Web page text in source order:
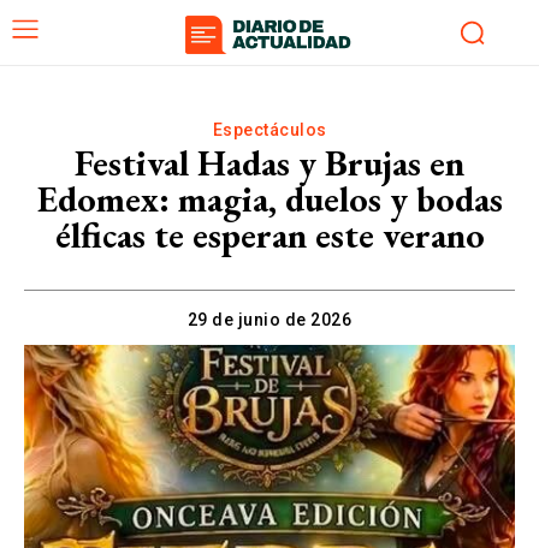
Espectáculos
Festival Hadas y Brujas en
Edomex: magia, duelos y bodas
élficas te esperan este verano
29 de junio de 2026